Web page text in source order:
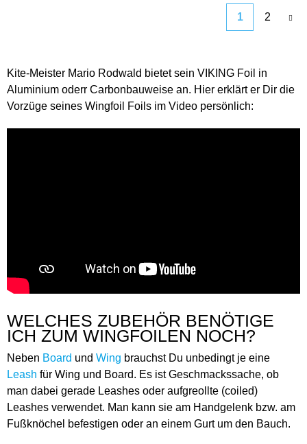
1 2
Kite-Meister Mario Rodwald bietet sein VIKING Foil in
Aluminium oderr Carbonbauweise an. Hier erklärt er Dir die
Vorzüge seines Wingfoil Foils im Video persönlich:
WELCHES ZUBEHÖR BENÖTIGE
ICH ZUM WINGFOILEN NOCH?
Neben Board und Wing brauchst Du unbedingt je eine
Leash für Wing und Board. Es ist Geschmackssache, ob
man dabei gerade Leashes oder aufgreollte (coiled)
Leashes verwendet. Man kann sie am Handgelenk bzw. am
Fußknöchel befestigen oder an einem Gurt um den Bauch.